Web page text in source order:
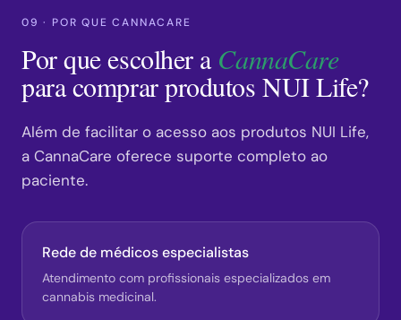
09 · POR QUE CANNACARE
Por que escolher a CannaCare
para comprar produtos NUI Life?
Além de facilitar o acesso aos produtos NUI Life,
a CannaCare oferece suporte completo ao
paciente.
Rede de médicos especialistas
Atendimento com profissionais especializados em
cannabis medicinal.